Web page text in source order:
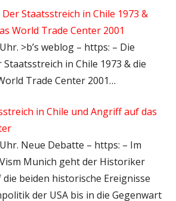
Staatsstreich in Chile 1973 &
World Trade Center 2001
>b’s weblog – https: – Die
in Chile 1973 & die
Trade Center 2001…
in Chile und Angriff auf das
Neue Debatte – https: – Im
Munich geht der Historiker
beiden historische Ereignisse
der USA bis in die Gegenwart